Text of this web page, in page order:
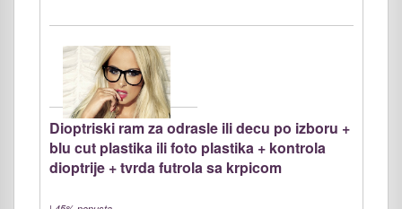
Dioptriski ram za odrasle ili decu po izboru +
blu cut plastika ili foto plastika + kontrola
dioptrije + tvrda futrola sa krpicom